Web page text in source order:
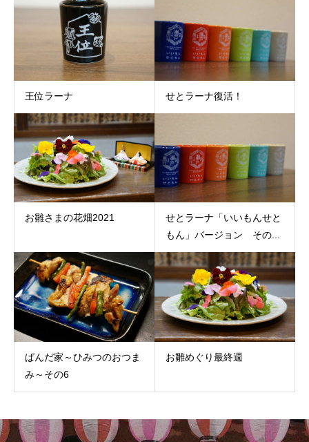
王位ラーナ せとラーナ復活！
お雛さまの花畑2021
せとラーナ「いいもんせと
もん」バージョン その...
ぱんだ家～ひみつのおつま
み～その6
お雛めぐり最終週